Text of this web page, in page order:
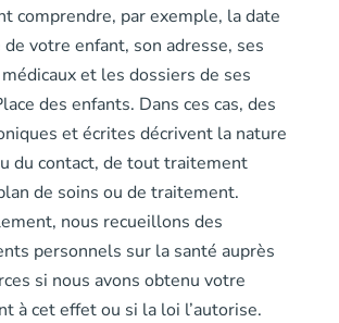
comprendre, par exemple, la date
de votre enfant, son adresse, ses
et les dossiers de ses
des enfants. Dans ces cas, des
et écrites décrivent la nature
du contact, de tout traitement
de soins ou de traitement.
nous recueillons des
personnels sur la santé auprès
si nous avons obtenu votre
à cet effet ou si la loi l’autorise.